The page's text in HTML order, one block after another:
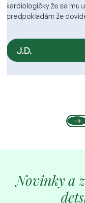
ďakujeme. Cítili
príjemne.
Novinky a